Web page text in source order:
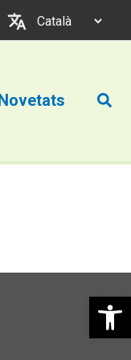
Obre la
un